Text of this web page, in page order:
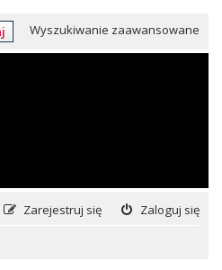
Wyszukiwanie zaawansowane
Zaloguj się
Zarejestruj się